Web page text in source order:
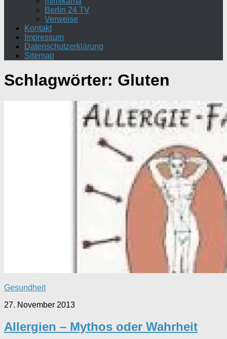
Berlin 24 TV
Verweise
Kontakt
Impressum
Datenschutzerklärung
Sitemap
Schlagwörter: Gluten
Gesundheit
27. November 2013
Allergien – Mythos oder Wahrheit